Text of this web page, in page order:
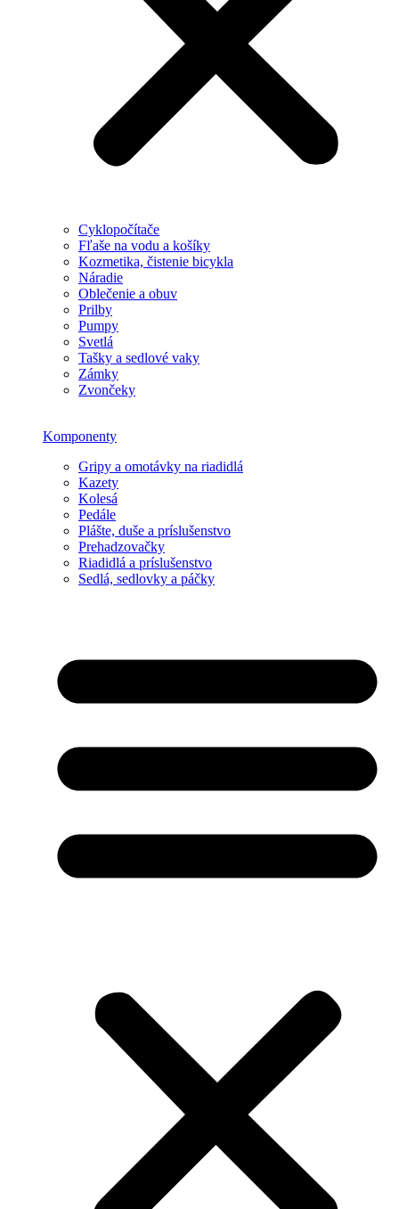
Cyklopočítače
Fľaše na vodu a košíky
Kozmetika, čistenie bicykla
Náradie
Oblečenie a obuv
Prilby
Pumpy
Svetlá
Tašky a sedlové vaky
Zámky
Zvončeky
Komponenty
Gripy a omotávky na riadidlá
Kazety
Kolesá
Pedále
Plášte, duše a príslušenstvo
Prehadzovačky
Riadidlá a príslušenstvo
Sedlá, sedlovky a páčky